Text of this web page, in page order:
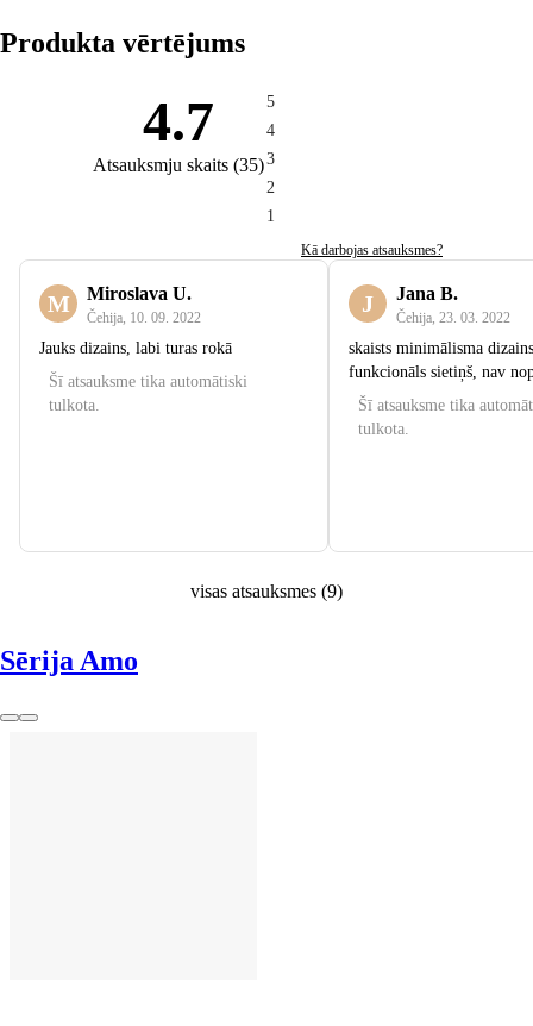
Produkta vērtējums
4.7
Atsauksmju skaits (35)
5
4
3
2
1
Kā darbojas atsauksmes?
M Miroslava U.
Čehija 10. 09. 2022
Jauks dizains, labi turas rokā
Šī atsauksme tika automātiski
tulkota.
J Jana B.
Čehija 23. 03. 2022
skaists minimālisma
funkcionāls sietiņš, nav
Šī atsauksme tika
tulkota.
visas atsauksmes (9)
Sērija Amo